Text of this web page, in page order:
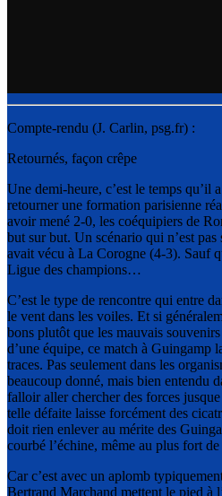
Compte-rendu (J. Carlin, psg.fr) :
Retournés, façon crêpe
Une demi-heure, c’est le temps qu’il
retourner une formation parisienne
avoir mené 2-0, les coéquipiers de
but sur but. Un scénario qui n’est
avait vécu à La Corogne (4-3). Sauf
Ligue des champions…
C’est le type de rencontre qui entre
le vent dans les voiles. Et si
bons plutôt que les mauvais
d’une équipe, ce match à Guingamp
traces. Pas seulement dans les
beaucoup donné, mais bien entendu
falloir aller chercher des forces
telle défaite laisse forcément des
doit rien enlever au mérite des
courbé l’échine, même au plus fort de
Car c’est avec un aplomb
Bertrand Marchand mettent le pied à